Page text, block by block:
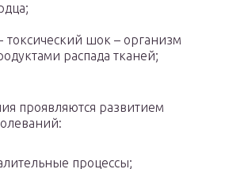
шок – организм
распада тканей;
проявляются развитием
процессы;